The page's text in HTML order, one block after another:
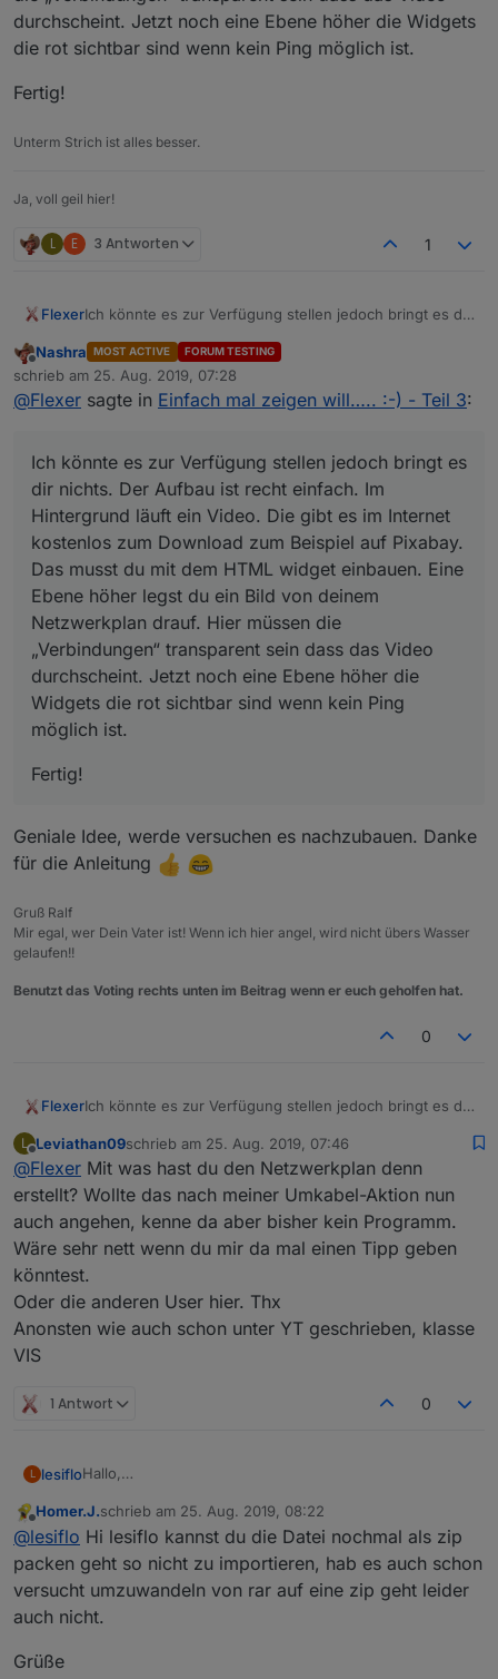
durchscheint. Jetzt noch eine Ebene höher die Widgets
die rot sichtbar sind wenn kein Ping möglich ist.
Fertig!
Unterm Strich ist alles besser.
Ja, voll geil hier!
L E 3 Antworten 1
FlexerIch könnte es zur Verfügung stellen jedoch bringt es dir
läuft ein Video. Die gibt es im Internet kostenlos zum
Download zum Beispiel auf Pixabay. Das musst du mit
dem HTML widget einbauen. Eine Ebene höher legst du
durchscheint. Jetzt noch eine Ebene höher die Widgets
die rot sichtbar sind wenn kein Ping möglich ist.
Fertig!
Offline
Nashra MOST ACTIVE FORUM TESTING
schrieb am 25. Aug. 2019, 07:28
zuletzt editiert von
@Flexer sagte in Einfach mal zeigen will….. :-) - Teil 3:
Ich könnte es zur Verfügung stellen jedoch bringt es
dir nichts. Der Aufbau ist recht einfach. Im
Hintergrund läuft ein Video. Die gibt es im Internet
kostenlos zum Download zum Beispiel auf Pixabay.
Das musst du mit dem HTML widget einbauen. Eine
Ebene höher legst du ein Bild von deinem
Netzwerkplan drauf. Hier müssen die
„Verbindungen“ transparent sein dass das Video
durchscheint. Jetzt noch eine Ebene höher die
Widgets die rot sichtbar sind wenn kein Ping
möglich ist.
Fertig!
Geniale Idee, werde versuchen es nachzubauen. Danke
für die Anleitung
Gruß Ralf
Mir egal, wer Dein Vater ist! Wenn ich hier angel, wird nicht übers Wasser
gelaufen!!
Benutzt das Voting rechts unten im Beitrag wenn er euch geholfen hat.
0
FlexerIch könnte es zur Verfügung stellen jedoch bringt es dir
läuft ein Video. Die gibt es im Internet kostenlos zum
Download zum Beispiel auf Pixabay. Das musst du mit
dem HTML widget einbauen. Eine Ebene höher legst du
ein Bild von deinem Netzwerkplan drauf. Hier müssen
die „Verbindungen“ transparent sein dass das Video
durchscheint. Jetzt noch eine Ebene höher die Widgets
Fertig!
L
Offline
Leviathan09schrieb am 25. Aug. 2019, 07:46
zuletzt editiert von
@Flexer Mit was hast du den Netzwerkplan denn
erstellt? Wollte das nach meiner Umkabel-Aktion nun
auch angehen, kenne da aber bisher kein Programm.
Wäre sehr nett wenn du mir da mal einen Tipp geben
könntest.
Oder die anderen User hier. Thx
Anonsten wie auch schon unter YT geschrieben, klasse
VIS
1 Antwort 0
L lesifloHallo,
Vis im "Material Design" von Uhula.
Offline
Homer.J.schrieb am 25. Aug. 2019, 08:22
zuletzt editiert von
@lesiflo Hi lesiflo kannst du die Datei nochmal als zip
packen geht so nicht zu importieren, hab es auch schon
versucht umzuwandeln von rar auf eine zip geht leider
auch nicht.
Grüße